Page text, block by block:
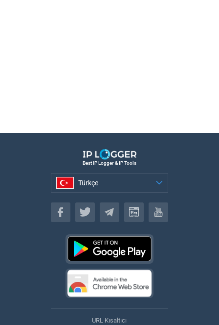
Best IP Logger & IP Tools
Türkçe
Türkçe
URL Kısaltıcı